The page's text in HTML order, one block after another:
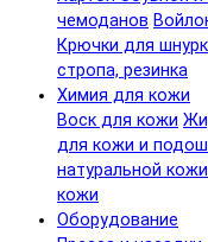
чемоданов
Крючки для
стропа, резинка
Химия для кожи
Воск для кожи
для кожи и
натуральной кожи
кожи
Оборудование